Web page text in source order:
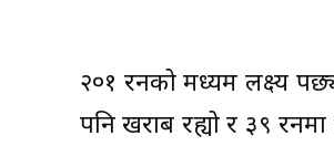
२०१ रनको मध्यम लक्ष्य
पनि खराब रह्यो र ३९